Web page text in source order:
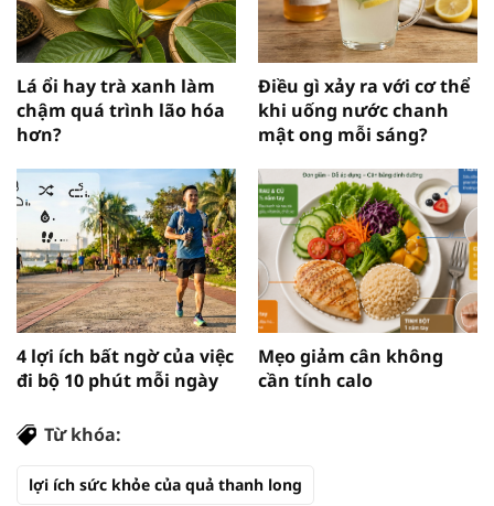
Lá ổi hay trà xanh làm
chậm quá trình lão hóa
hơn?
Điều gì xảy ra với cơ thể
khi uống nước chanh
mật ong mỗi sáng?
4 lợi ích bất ngờ của việc
đi bộ 10 phút mỗi ngày
Mẹo giảm cân không
cần tính calo
Từ khóa:
lợi ích sức khỏe của quả thanh long